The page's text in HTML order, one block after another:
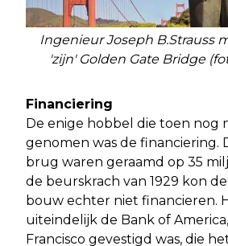
Ingenieur Joseph B.Strauss
'zijn' Golden Gate Bridge
Financiering
De enige hobbel die toen nog
genomen was de financiering.
brug waren geraamd op 35
de beurskrach van 1929 kon
bouw echter niet financieren.
uiteindelijk de Bank of
Francisco gevestigd was, die